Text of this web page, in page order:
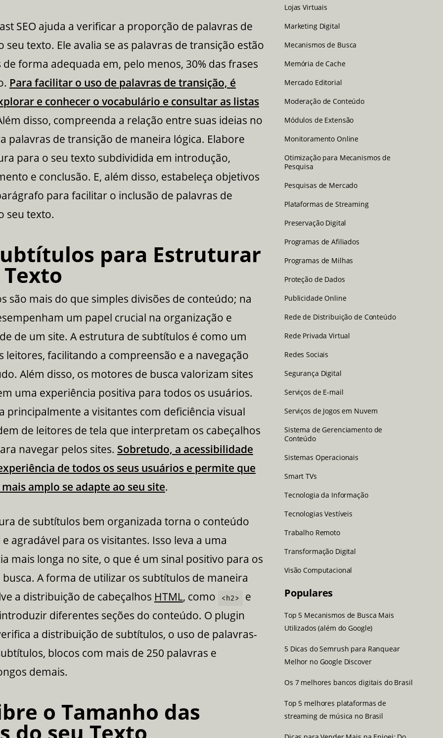
SEO ajuda a verificar a proporção de palavras de
seu texto. Ele avalia se as palavras de transição estão
forma adequada em, pelo menos, 30% das frases
Para facilitar o uso de palavras de transição, é
e conhecer o vocabulário e consultar as listas
disso, compreenda a relação entre suas ideias no
palavras de transição de maneira lógica. Elabore
para o seu texto subdividida em introdução,
e conclusão. E, além disso, estabeleça objetivos
para facilitar o inclusão de palavras de
seu texto.
para Estruturar
são mais do que simples divisões de conteúdo; na
um papel crucial na organização e
de um site. A estrutura de subtítulos é como um
leitores, facilitando a compreensão e a navegação
Além disso, os motores de busca valorizam sites
uma experiência positiva para todos os usuários.
principalmente a visitantes com deficiência visual
de leitores de tela que interpretam os cabeçalhos
navegar pelos sites. Sobretudo, a acessibilidade
de todos os seus usuários e permite que
amplo se adapte ao seu site.
de subtítulos bem organizada torna o conteúdo
agradável para os visitantes. Isso leva a uma
mais longa no site, o que é um sinal positivo para os
A forma de utilizar os subtítulos de maneira
a distribuição de cabeçalhos HTML, como <h2> e
diferentes seções do conteúdo. O plugin
a distribuição de subtítulos, o uso de palavras-
blocos com mais de 250 palavras e
demais.
o Tamanho das
Lojas Virtuais
Marketing Digital
Mecanismos de Busca
Memória de Cache
Mercado Editorial
Moderação de Conteúdo
Módulos de Extensão
Monitoramento Online
Otimização para Mecanismos de
Pesquisa
Pesquisas de Mercado
Plataformas de Streaming
Preservação Digital
Programas de Afiliados
Programas de Milhas
Proteção de Dados
Publicidade Online
Rede de Distribuição de Conteúdo
Rede Privada Virtual
Redes Sociais
Segurança Digital
Serviços de E-mail
Serviços de Jogos em Nuvem
Sistema de Gerenciamento de
Conteúdo
Sistemas Operacionais
Smart TVs
Tecnologia da Informação
Tecnologias Vestíveis
Trabalho Remoto
Transformação Digital
Visão Computacional
Populares
Top 5 Mecanismos de Busca Mais
Utilizados (além do Google)
5 Dicas do Semrush para Ranquear
Melhor no Google Discover
Os 7 melhores bancos digitais do Brasil
Top 5 melhores plataformas de
streaming de música no Brasil